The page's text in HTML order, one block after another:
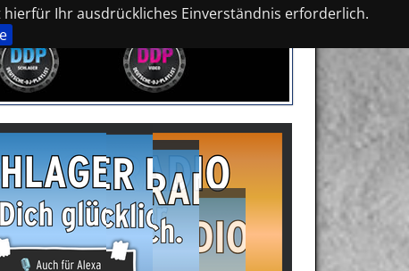
Ihr ausdrückliches Einverständnis erforderlich.